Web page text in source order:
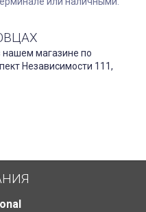
нашем магазине по
Независимости 111,